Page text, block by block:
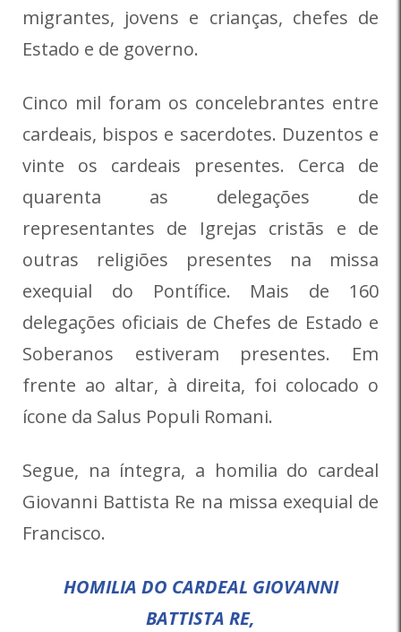
migrantes, jovens e crianças, chefes de
Estado e de governo.
Cinco mil foram os concelebrantes entre
cardeais, bispos e sacerdotes. Duzentos e
vinte os cardeais presentes. Cerca de
quarenta as delegações de
representantes de Igrejas cristãs e de
outras religiões presentes na missa
exequial do Pontífice. Mais de 160
delegações oficiais de Chefes de Estado e
Soberanos estiveram presentes. Em
frente ao altar, à direita, foi colocado o
ícone da Salus Populi Romani.
Segue, na íntegra, a homilia do cardeal
Giovanni Battista Re na missa exequial de
Francisco.
HOMILIA DO CARDEAL GIOVANNI
BATTISTA RE,